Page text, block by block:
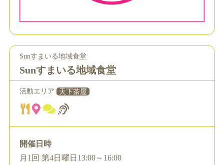
Sunすまいる地域食堂
Sunすまいる地域食堂
活動エリア 天下茶屋
開催日時
月1回 第4日曜日13:00～16:00